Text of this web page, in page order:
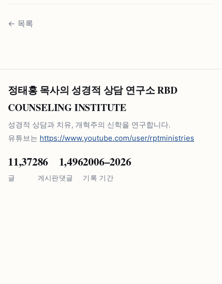
← 목록
정태홍 목사의 성경적 상담 연구소 RBD
COUNSELING INSTITUTE
성경적 상담과 치유, 개혁주의 신학을 연구합니다.
유튜브는 https://www.youtube.com/user/rptministries
11,372
글
86
게시판
1,496
댓글
2006–2026
기록 기간